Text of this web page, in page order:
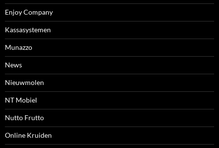
Enjoy Company
Kassasystemen
Munazzo
News
Nieuwmolen
NT Mobiel
Nutto Frutto
Online Kruiden